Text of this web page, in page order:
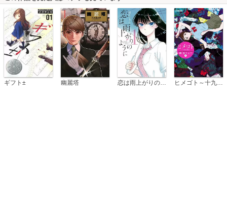
ギフト± 幽麗塔 ヒメゴト～十九歳の制服～